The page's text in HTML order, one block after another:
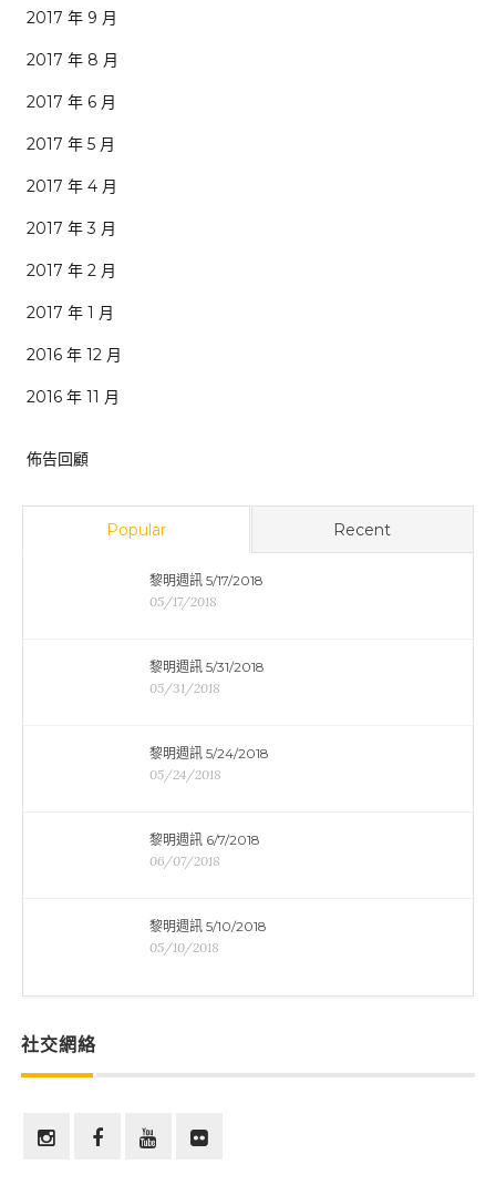
2017 年 9 月
2017 年 8 月
2017 年 6 月
2017 年 5 月
2017 年 4 月
2017 年 3 月
2017 年 2 月
2017 年 1 月
2016 年 12 月
2016 年 11 月
佈告回顧
Popular Recent
黎明週訊 5/17/2018
05/17/2018
黎明週訊 5/31/2018
05/31/2018
黎明週訊 5/24/2018
05/24/2018
黎明週訊 6/7/2018
06/07/2018
黎明週訊 5/10/2018
05/10/2018
社交網絡